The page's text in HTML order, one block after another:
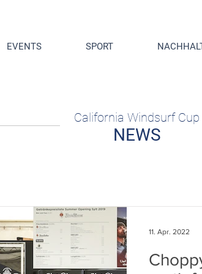
EVENTS SPORT
California Windsurf Cup
NEWS
11. Apr. 2022